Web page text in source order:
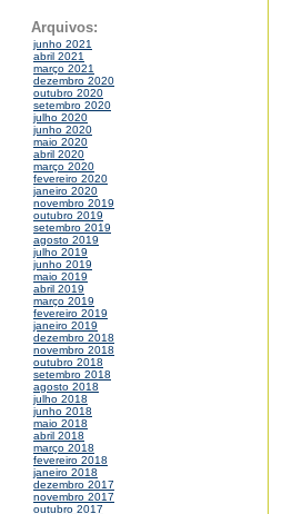
Arquivos:
junho 2021
abril 2021
março 2021
dezembro 2020
outubro 2020
setembro 2020
julho 2020
junho 2020
maio 2020
abril 2020
março 2020
fevereiro 2020
janeiro 2020
novembro 2019
outubro 2019
setembro 2019
agosto 2019
julho 2019
junho 2019
maio 2019
abril 2019
março 2019
fevereiro 2019
janeiro 2019
dezembro 2018
novembro 2018
outubro 2018
setembro 2018
agosto 2018
julho 2018
junho 2018
maio 2018
abril 2018
março 2018
fevereiro 2018
janeiro 2018
dezembro 2017
novembro 2017
outubro 2017